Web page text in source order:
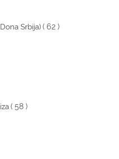
Srbija)( 62 )
( 58 )